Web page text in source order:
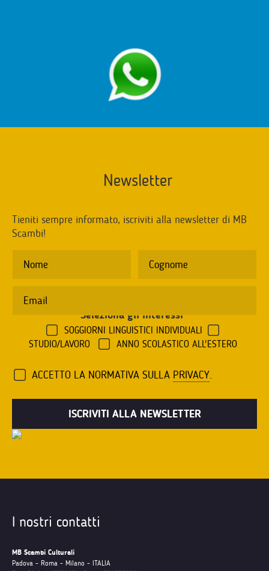
Newsletter
Tieniti sempre informato, iscriviti alla newsletter di MB
Scambi!
Seleziona gli interessi
SOGGIORNI LINGUISTICI INDIVIDUALI
STUDIO/LAVORO
ANNO SCOLASTICO ALL'ESTERO
ACCETTO LA NORMATIVA SULLA PRIVACY.
I nostri contatti
MB Scambi Culturali
Padova - Roma - Milano - ITALIA